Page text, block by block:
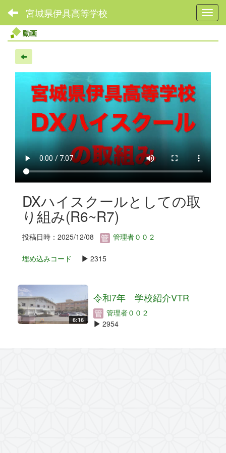
宮城県伊具高等学校
動画
DXハイスクールとしての取
り組み(R6~R7)
投稿日時：2025/12/08 管理者００２
埋め込みコード 2315
6:16
令和7年 学校紹介VTR
管理者００２
2954